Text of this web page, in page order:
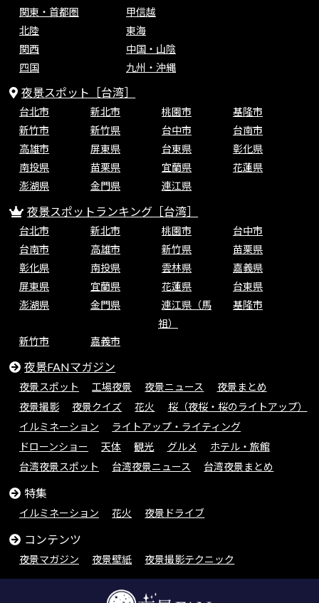
関東・首都圏
甲信越
北陸
東海
関西
中国・山陰
四国
九州・沖縄
夜景スポット［台湾］
台北市 新北市 桃園市
基隆市
新竹市
新竹県 台中市
台南市
高雄市
屏東県 台東県
彰化県
南投県
苗栗県 宜蘭県
花蓮県
澎湖県
金門県 連江県
夜景スポットランキング［台湾］
台北市 新北市 桃園市
台中市
台南市
高雄市 新竹県
苗栗県
彰化県
南投県 雲林県
嘉義県
屏東県
宜蘭県 花蓮県
台東県
澎湖県
金門県
連江県（馬
祖）
基隆市
新竹市 嘉義市
夜景FANマガジン
夜景スポット 工場夜景 夜景ニュース
夜景まとめ
夜景撮影
夜景クイズ 花火
桜（夜桜・桜のライトアップ）
イルミネーション
ライトアップ・ライティング
ドローンショー
天体 観光 グルメ
ホテル・旅館
台湾夜景スポット
台湾夜景ニュース 台湾夜景まとめ
特集
イルミネーション 花火 夜景ドライブ
コンテンツ
夜景マガジン 夜景壁紙 夜景撮影テクニック